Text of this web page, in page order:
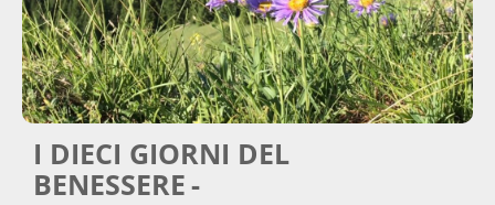
I DIECI GIORNI DEL
BENESSERE